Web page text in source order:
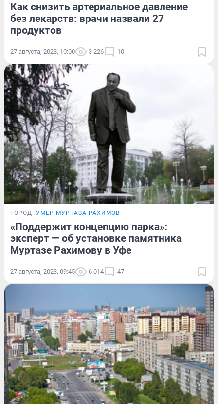
Как снизить артериальное давление
без лекарств: врачи назвали 27
продуктов
27 августа, 2023, 10:00 3 226 10
ГОРОД УМЕР МУРТАЗА РАХИМОВ
«Поддержит концепцию парка»:
эксперт — об установке памятника
Муртазе Рахимову в Уфе
27 августа, 2023, 09:45 6 014 47